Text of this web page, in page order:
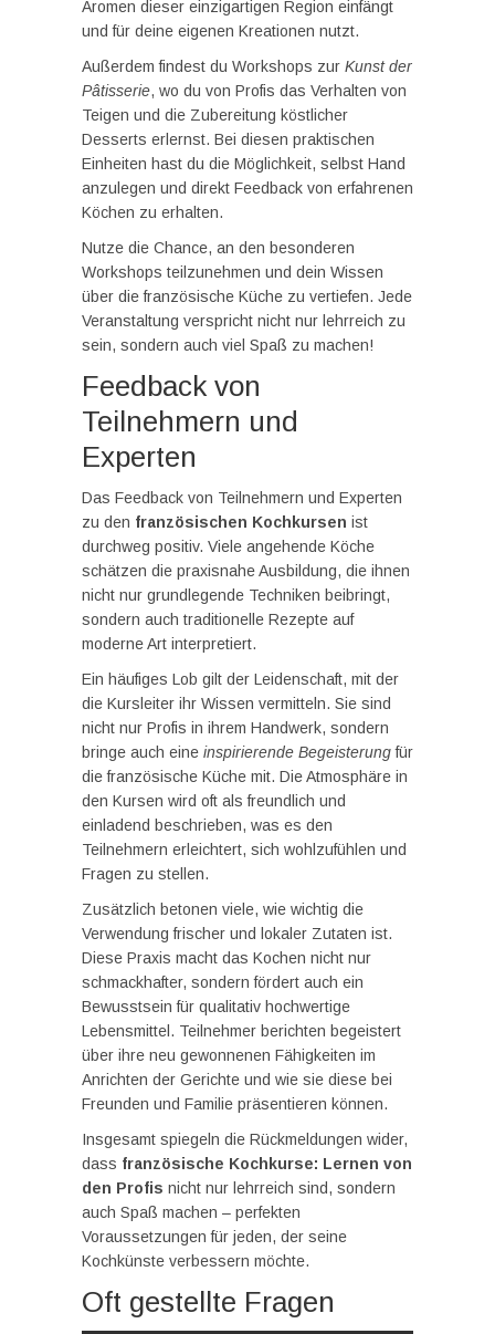
Aromen dieser einzigartigen Region einfängt
und für deine eigenen Kreationen nutzt.
Außerdem findest du Workshops zur Kunst der
Pâtisserie, wo du von Profis das Verhalten von
Teigen und die Zubereitung köstlicher
Desserts erlernst. Bei diesen praktischen
Einheiten hast du die Möglichkeit, selbst Hand
anzulegen und direkt Feedback von erfahrenen
Köchen zu erhalten.
Nutze die Chance, an den besonderen
Workshops teilzunehmen und dein Wissen
über die französische Küche zu vertiefen. Jede
Veranstaltung verspricht nicht nur lehrreich zu
sein, sondern auch viel Spaß zu machen!
Feedback von
Teilnehmern und
Experten
Das Feedback von Teilnehmern und Experten
zu den französischen Kochkursen ist
durchweg positiv. Viele angehende Köche
schätzen die praxisnahe Ausbildung, die ihnen
nicht nur grundlegende Techniken beibringt,
sondern auch traditionelle Rezepte auf
moderne Art interpretiert.
Ein häufiges Lob gilt der Leidenschaft, mit der
die Kursleiter ihr Wissen vermitteln. Sie sind
nicht nur Profis in ihrem Handwerk, sondern
bringe auch eine inspirierende Begeisterungfür
die französische Küche mit. Die Atmosphäre in
den Kursen wird oft als freundlich und
einladend beschrieben, was es den
Teilnehmern erleichtert, sich wohlzufühlen und
Fragen zu stellen.
Zusätzlich betonen viele, wie wichtig die
Verwendung frischer und lokaler Zutaten ist.
Diese Praxis macht das Kochen nicht nur
schmackhafter, sondern fördert auch ein
Bewusstsein für qualitativ hochwertige
Lebensmittel. Teilnehmer berichten begeistert
über ihre neu gewonnenen Fähigkeiten im
Anrichten der Gerichte und wie sie diese bei
Freunden und Familie präsentieren können.
Insgesamt spiegeln die Rückmeldungen wider,
dass französische Kochkurse: Lernen von
den Profis nicht nur lehrreich sind, sondern
auch Spaß machen – perfekten
Voraussetzungen für jeden, der seine
Kochkünste verbessern möchte.
Oft gestellte Fragen